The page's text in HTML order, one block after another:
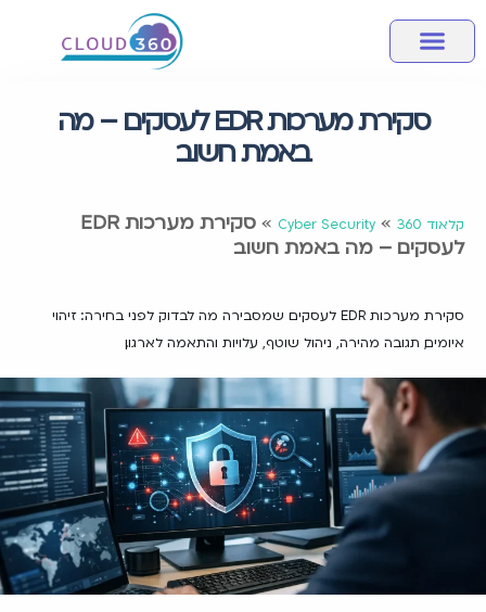
סקירת מערכות EDR לעסקים – מה
באמת חשוב
קלאוד 360 »
Cyber Security
»
סקירת מערכות EDR
לעסקים – מה באמת חשוב
סקירת מערכות EDR לעסקים שמסבירה מה לבדוק לפני בחירה: זיהוי
איומים, תגובה מהירה, ניהול שוטף, עלויות והתאמה לארגון.